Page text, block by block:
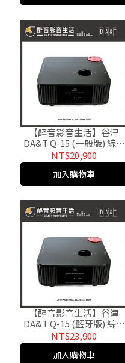
【醉音影音生活】谷津
DA&T Q-15 (一般版) 綜擴
+耳擴+DAC+前級.4Pin
XLR平衡耳擴.綜合擴大機.
原廠公司貨
NT$20,900
加入購物車
【醉音影音生活】谷津
DA&T Q-15 (藍牙版) 綜擴
+耳擴+DAC+前級.4Pin
XLR平衡耳擴.綜合擴大機.
原廠公司貨
NT$23,900
加入購物車